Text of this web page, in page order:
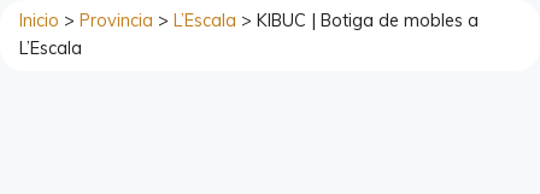
Inicio > Provincia > L’Escala > KIBUC | Botiga de mobles a
L’Escala